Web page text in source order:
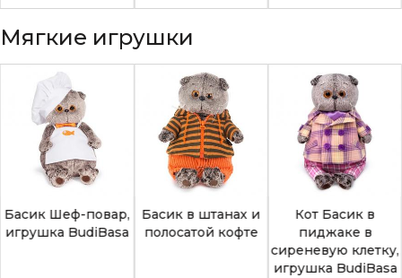
Мягкие игрушки
Басик Шеф-повар,
игрушка BudiBasa
Басик в штанах и
полосатой кофте
Кот Басик в
пиджаке в
сиреневую клетку,
игрушка BudiBasa